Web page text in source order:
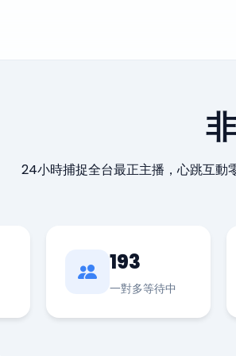
24小時捕捉全台最正主播，心跳互動
193
一對多等待中